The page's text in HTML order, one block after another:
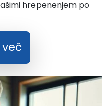
hrepenenjem po